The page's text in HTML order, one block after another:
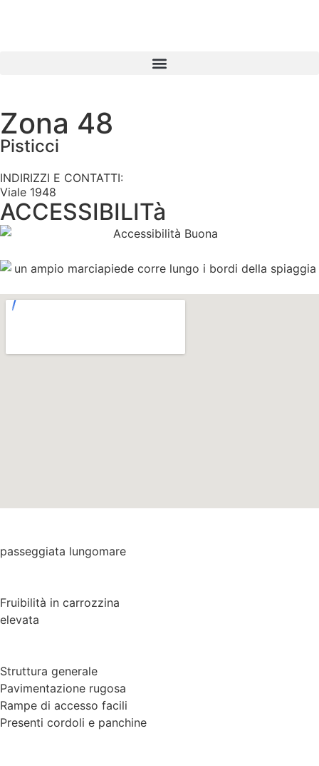
Zona 48
Pisticci
INDIRIZZI E CONTATTI:​
Viale 1948
ACCESSIBILITà
passeggiata lungomare
Fruibilità in carrozzina
elevata
Struttura generale
Pavimentazione rugosa
Rampe di accesso facili
Presenti cordoli e panchine